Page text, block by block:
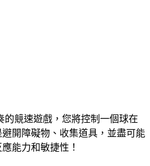
的競速遊戲，您將控制一個球在
開障礙物、收集道具，並盡可能
能力和敏捷性！